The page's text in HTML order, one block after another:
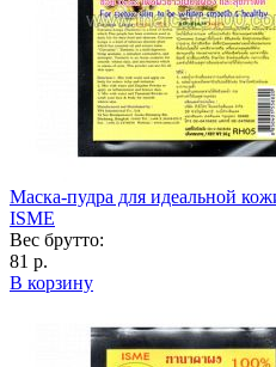
Маска-пудра для идеальной
ISME
Вес брутто:
81 р.
В корзину